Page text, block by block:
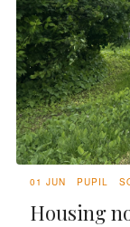
01 JUN PUPIL
Housing